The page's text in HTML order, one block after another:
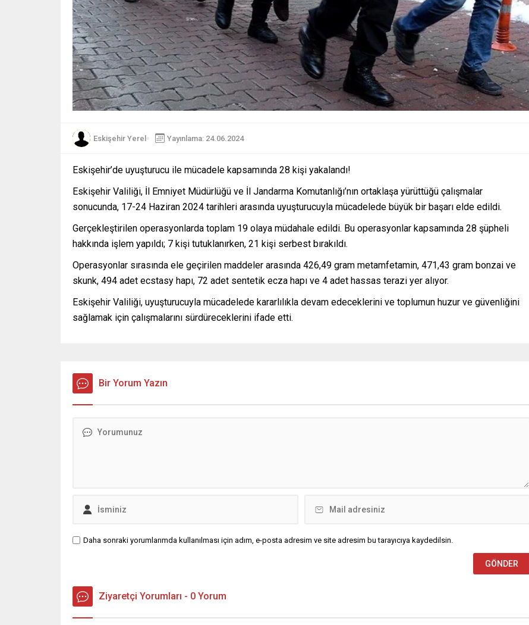
Eskişehir Yerel Yayınlama: 24.06.2024
Eskişehir’de uyuşturucu ile mücadele kapsamında 28 kişi yakalandı!
Eskişehir Valiliği, İl Emniyet Müdürlüğü ve İl Jandarma Komutanlığı’nın ortaklaşa yürüttüğü çalışmalar
sonucunda, 17-24 Haziran 2024 tarihleri arasında uyuşturucuyla mücadelede büyük bir başarı elde edildi.
Gerçekleştirilen operasyonlarda toplam 19 olaya müdahale edildi. Bu operasyonlar kapsamında 28 şüpheli
hakkında işlem yapıldı; 7 kişi tutuklanırken, 21 kişi serbest bırakıldı.
Operasyonlar sırasında ele geçirilen maddeler arasında 426,49 gram metamfetamin, 471,43 gram bonzai ve
skunk, 494 adet ecstasy hapı, 72 adet sentetik ecza hapı ve 4 adet hassas terazi yer alıyor.
Eskişehir Valiliği, uyuşturucuyla mücadelede kararlılıkla devam edeceklerini ve toplumun huzur ve güvenliğini
sağlamak için çalışmalarını sürdüreceklerini ifade etti.
Bir Yorum Yazın
Daha sonraki yorumlarımda kullanılması için adım, e-posta adresim ve site adresim bu tarayıcıya kaydedilsin.
Ziyaretçi Yorumları - 0 Yorum